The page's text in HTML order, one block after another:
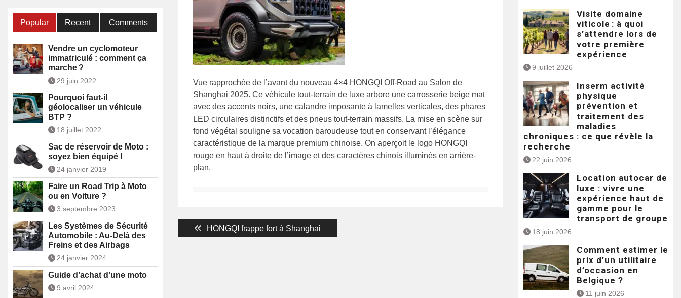
Vue rapprochée de l’avant du nouveau 4×4 HONGQI Off-Road au Salon de
Shanghai 2025. Ce véhicule tout-terrain de luxe arbore une carrosserie beige mat
avec des accents noirs, une calandre imposante à lamelles verticales, des phares
LED circulaires distinctifs et des pneus tout-terrain massifs. La mise en scène sur
fond végétal souligne sa vocation baroudeuse tout en conservant l’élégance
caractéristique de la marque premium chinoise. On aperçoit le logo HONGQI
rouge en haut à droite de l’image et des caractères chinois illuminés en arrière-
plan.
Navigation
Previous
post:
HONGQI frappe fort à Shanghai
Visite domaine
viticole : à quoi
s’attendre lors de
votre première
expérience
9 juillet 2026
Inserm activité
physique
prévention et
traitement des
maladies
chroniques : ce que révèle la
recherche
22 juin 2026
Location autocar de
luxe : vivre une
expérience haut de
gamme pour le
transport de groupe
18 juin 2026
Comment estimer le
prix d’un utilitaire
d’occasion en
Belgique ?
11 juin 2026
Popular Recent Comments
Vendre un cyclomoteur
immatriculé : comment ça
marche ?
29 juin 2022
Pourquoi faut-il
géolocaliser un véhicule
BTP ?
18 juillet 2022
Sac de réservoir de Moto :
soyez bien équipé !
24 janvier 2019
Faire un Road Trip à Moto
ou en Voiture ?
3 septembre 2023
Les Systèmes de Sécurité
Automobile : Au-Delà des
Freins et des Airbags
24 janvier 2024
Guide d’achat d’une moto
9 avril 2024